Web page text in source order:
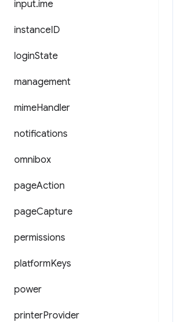
input.ime
instanceID
loginState
management
mimeHandler
notifications
omnibox
pageAction
pageCapture
permissions
platformKeys
power
printerProvider